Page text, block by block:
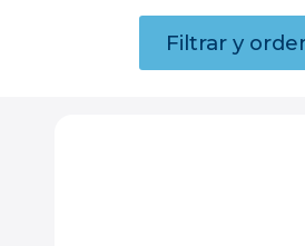
Filtrar y